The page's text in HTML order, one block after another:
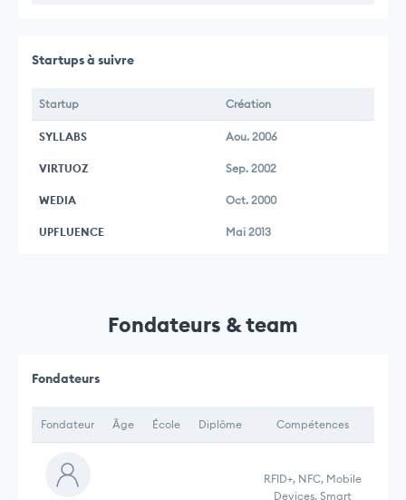
Startups à suivre
Startup Création
SYLLABS Aou. 2006
VIRTUOZ Sep. 2002
WEDIA Oct. 2000
UPFLUENCE Mai 2013
Fondateurs & team
Fondateurs
Fondateur Âge École Diplôme Compétences
RFID+, NFC, Mobile
Devices, Smart